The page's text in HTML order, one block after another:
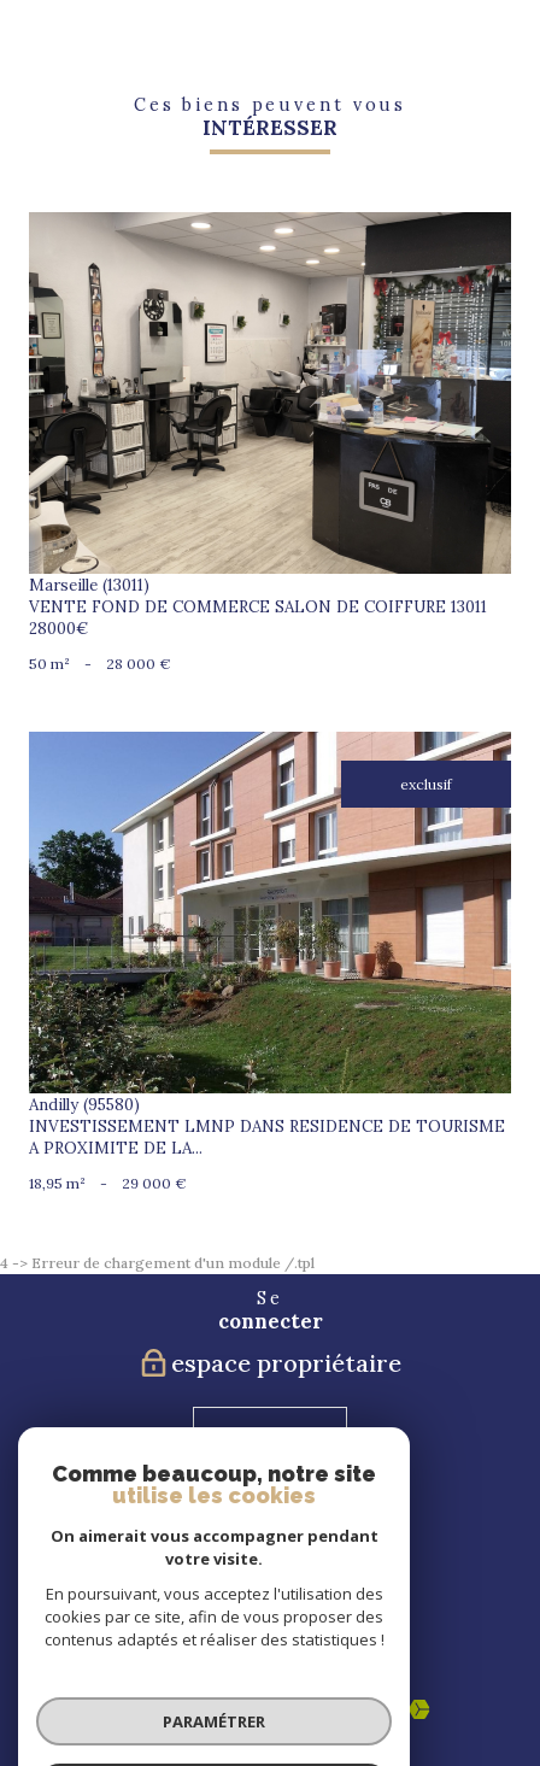
Ces biens peuvent vous
INTÉRESSER
voir le bien
Marseille (13011)
VENTE FOND DE COMMERCE SALON DE COIFFURE 13011
28000€
50 m² - 28 000 €
exclusif
voir le bien
Andilly (95580)
INVESTISSEMENT LMNP DANS RESIDENCE DE TOURISME
A PROXIMITE DE LA...
18,95 m² - 29 000 €
4 -> Erreur de chargement d'un module /.tpl
Se
connecter
espace propriétaire
suivre
Nous
Comme beaucoup, notre site
utilise les cookies
On aimerait vous accompagner pendant
votre visite.
En poursuivant, vous acceptez l'utilisation des
cookies par ce site, afin de vous proposer des
contenus adaptés et réaliser des statistiques !
PARAMÉTRER